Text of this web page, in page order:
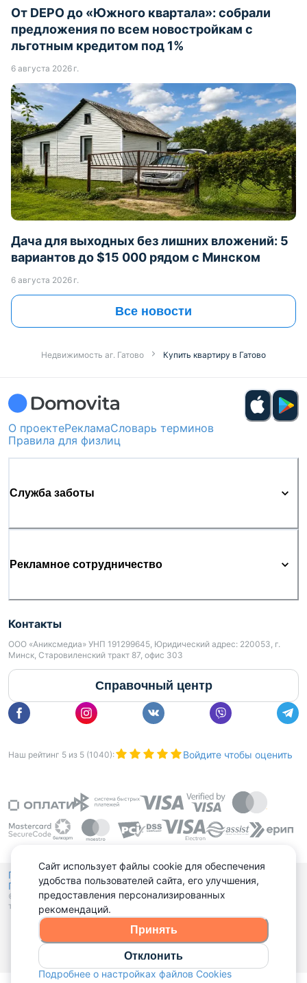
От DEPO до «Южного квартала»: собрали
предложения по всем новостройкам с
льготным кредитом под 1%
6 августа 2026 г.
Дача для выходных без лишних вложений: 5
вариантов до $15 000 рядом с Минском
6 августа 2026 г.
Все новости
Недвижимость аг. Гатово Купить квартиру в Гатово
О проектеРекламаСловарь терминов
Правила для физлиц
Служба заботы
Рекламное сотрудничество
Контакты
ООО «Аниксмедиа» УНП 191299645, Юридический адрес: 220053, г.
Минск, Старовиленский тракт 87, офис 303
Справочный центр
Наш рейтинг 5 из 5 (1040): Войдите чтобы оценить
Политика конфиденциальности,
Политика обработки файлов кукииВыбор настроек Cookies
© 2015 - 2026, Domovita.by. Копирование материалов допускается
только при наличии активной ссылки.
Сайт использует файлы cookie для обеспечения
удобства пользователей сайта, его улучшения,
предоставления персонализированных
рекомендаций.
Принять
Отклонить
Подробнее о настройках файлов Cookies